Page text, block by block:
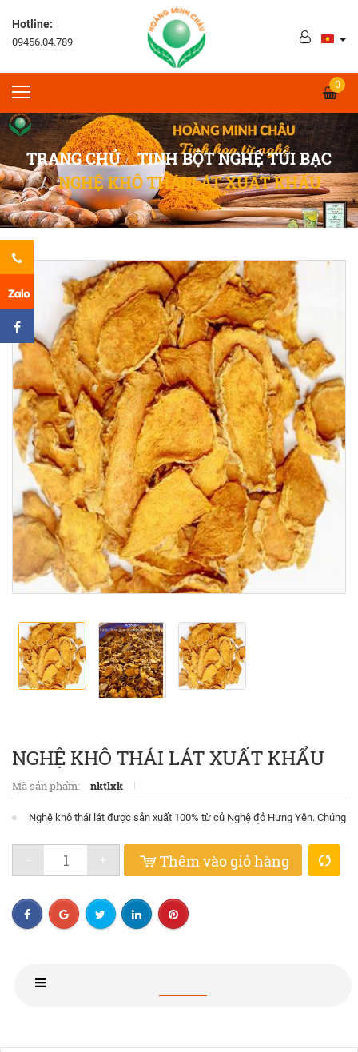
Hotline:
09456.04.789
0
TRANG CHỦ
TINH BỘT NGHỆ TÚI BẠC
NGHỆ KHÔ THÁI LÁT XUẤT KHẨU
NGHỆ KHÔ THÁI LÁT XUẤT KHẨU
Mã sản phẩm: nktlxk
Nghệ khô thái lát được sản xuất 100% từ củ Nghệ đỏ Hưng Yên. Chúng
- + Thêm vào giỏ hàng